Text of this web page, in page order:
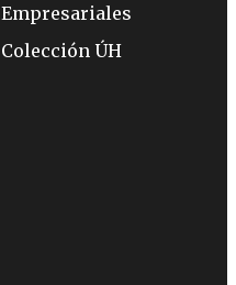
Empresariales
Colección ÚH